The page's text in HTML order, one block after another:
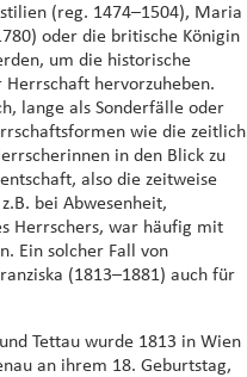
(reg. 1474–1504), Maria
oder die britische Königin
um die historische
hervorzuheben.
lange als Sonderfälle oder
wie die zeitlich
in den Blick zu
also die zeitweise
bei Abwesenheit,
Herrschers, war häufig mit
Ein solcher Fall von
(1813–1881) auch für
Tettau wurde 1813 in Wien
an ihrem 18. Geburtstag,